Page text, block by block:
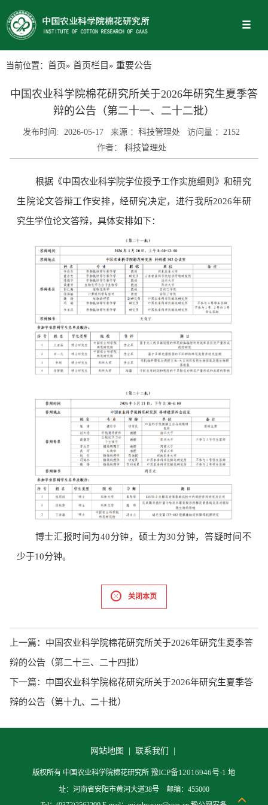
当前位置： 首页» 首页栏目» 重要公告
中国农业科学院棉花研究所关于2026年研究生夏季答
辩的公告（第二十一、二十二批）
发布时间: 2026-05-17 来源 ： 科技管理处 访问量 ： 2152
作者：
科技管理处
根据《中国农业科学院学位授予工作实施细则》和研究
生院论文答辩工作安排，经研究决定，进行我所2026年研
究生学位论文答辩，具体安排如下：
博士汇报时间为40分钟，硕士为30分钟，答疑时间不
少于10分钟。
关闭本页
上一篇： 中国农业科学院棉花研究所关于2026年研究生夏季答
辩的公告（第二十三、二十四批）
下一篇： 中国农业科学院棉花研究所关于2026年研究生夏季答
辩的公告（第十九、二十批）
网站地图 | 联系我们 |
版权所有 中国农业科学院棉花研究所豫ICP备12016946号-1 地
址：河南省安阳市黄河大道38号 邮编：455000